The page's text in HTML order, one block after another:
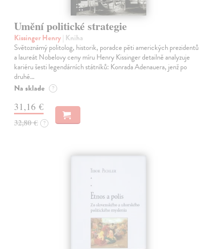
Umění politické strategie
Kissinger Henry| Kniha
Světoznámý politolog, historik, poradce pěti amerických prezidentů
a laureát Nobelovy ceny míru Henry Kissinger detailně analyzuje
kariéru šesti legendárních státníků: Konrada Adenauera, jenž po
druhé…
Na sklade ?
31,16 €
32,80 € ?